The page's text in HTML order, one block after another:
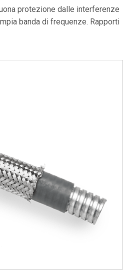
protezione dalle interferenze
banda di frequenze. Rapporti
NF X 10-702-1 •